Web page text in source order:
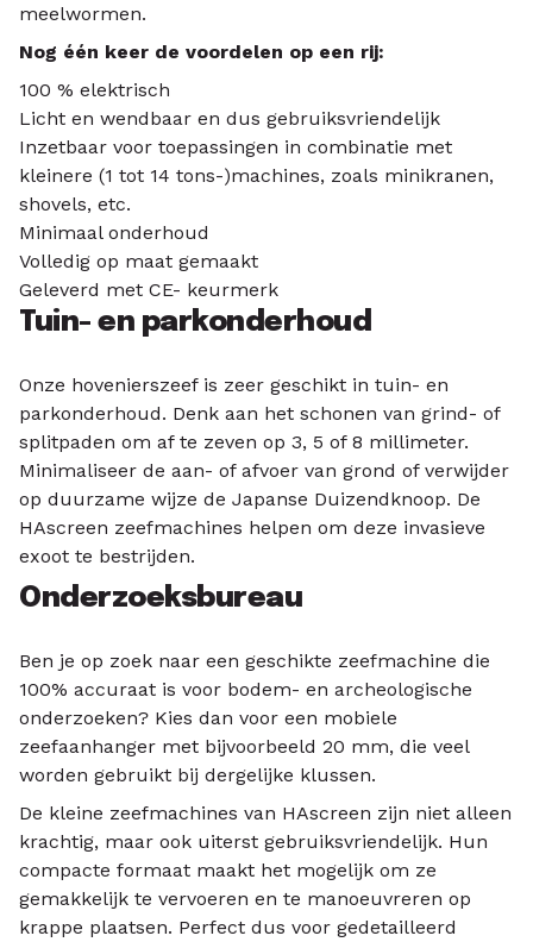
meelwormen.
Nog één keer de voordelen op een rij:
100 % elektrisch
Licht en wendbaar en dus gebruiksvriendelijk
Inzetbaar voor toepassingen in combinatie met
kleinere (1 tot 14 tons-)machines, zoals minikranen,
shovels, etc.
Minimaal onderhoud
Volledig op maat gemaakt
Geleverd met CE- keurmerk
Tuin- en parkonderhoud
Onze hovenierszeef is zeer geschikt in tuin- en
parkonderhoud. Denk aan het schonen van grind- of
splitpaden om af te zeven op 3, 5 of 8 millimeter.
Minimaliseer de aan- of afvoer van grond of verwijder
op duurzame wijze de Japanse Duizendknoop. De
HAscreen zeefmachines helpen om deze invasieve
exoot te bestrijden.
Onderzoeksbureau
Ben je op zoek naar een geschikte zeefmachine die
100% accuraat is voor bodem- en archeologische
onderzoeken? Kies dan voor een mobiele
zeefaanhanger met bijvoorbeeld 20 mm, die veel
worden gebruikt bij dergelijke klussen.
De kleine zeefmachines van HAscreen zijn niet alleen
krachtig, maar ook uiterst gebruiksvriendelijk. Hun
compacte formaat maakt het mogelijk om ze
gemakkelijk te vervoeren en te manoeuvreren op
krappe plaatsen. Perfect dus voor gedetailleerd